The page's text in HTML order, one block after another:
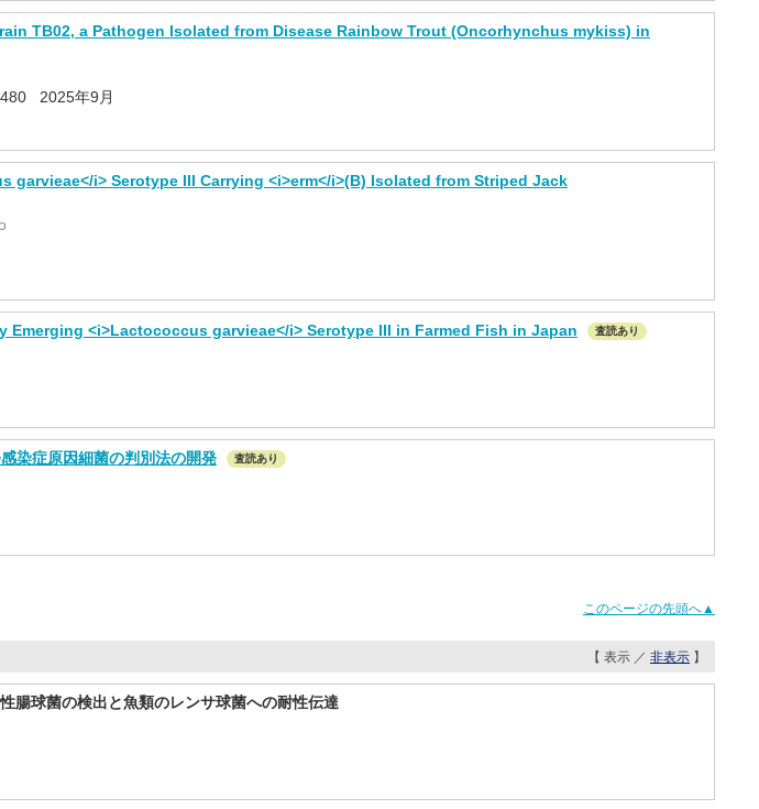
TB02, a Pathogen Isolated from Disease Rainbow Trout (Oncorhynchus mykiss) in
2025年9月
i> Serotype III Carrying <i>erm</i>(B) Isolated from Striped Jack
<i>Lactococcus garvieae</i> Serotype III in Farmed Fish in Japan 査読あり
染症原因細菌の判別法の開発 査読あり
このページの先頭へ▲
【 表示 ／ 非表示 】
腸球菌の検出と魚類のレンサ球菌への耐性伝達